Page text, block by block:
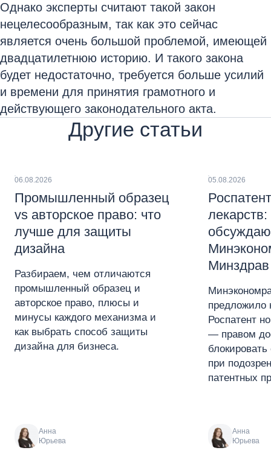
Однако эксперты считают такой закон
нецелесообразным, так как это сейчас
является очень большой проблемой, имеющей
двадцатилетнюю историю. И такого закона
будет недостаточно, требуется больше усилий
и времени для принятия грамотного и
действующего законодательного акта.
Другие статьи
06.08.2026
Промышленный образец
vs авторское право: что
лучше для защиты
дизайна
Разбираем, чем отличаются
промышленный образец и
авторское право, плюсы и
минусы каждого механизма и
как выбрать способ защиты
дизайна для бизнеса.
Анна
Юрьева
05.08.2026
лекарств:
Минздрав
предложило
Роспатент
— правом
блокировать
при
патентных
Анна
Юрьева